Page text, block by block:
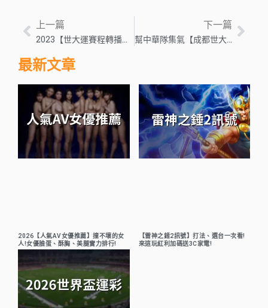
上一篇 下一篇
幫中華隊集氣【成都世大運開幕】7月28日到8月8日賽事不間斷
最新文章
2026【人氣AV女優推薦】撞不壞的女
人!女優臉蛋、酥胸、美腿實力排行!
【雷神之錘2訊號】打法、選台一次看!
來這玩紅利加碼送3C家電!